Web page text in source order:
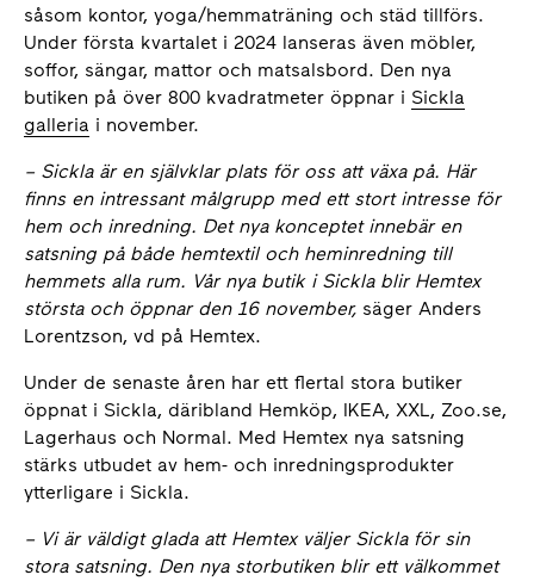
såsom kontor, yoga/hemmaträning och städ tillförs.
Under första kvartalet i 2024 lanseras även möbler,
soffor, sängar, mattor och matsalsbord. Den nya
butiken på över 800 kvadratmeter öppnar i Sickla
galleria i november.
– Sickla är en självklar plats för oss att växa på. Här
finns en intressant målgrupp med ett stort intresse för
hem och inredning. Det nya konceptet innebär en
satsning på både hemtextil och heminredning till
hemmets alla rum. Vår nya butik i Sickla blir Hemtex
största och öppnar den 16 november, säger Anders
Lorentzson, vd på Hemtex.
Under de senaste åren har ett flertal stora butiker
öppnat i Sickla, däribland Hemköp, IKEA, XXL, Zoo.se,
Lagerhaus och Normal. Med Hemtex nya satsning
stärks utbudet av hem- och inredningsprodukter
ytterligare i Sickla.
– Vi är väldigt glada att Hemtex väljer Sickla för sin
stora satsning. Den nya storbutiken blir ett välkommet